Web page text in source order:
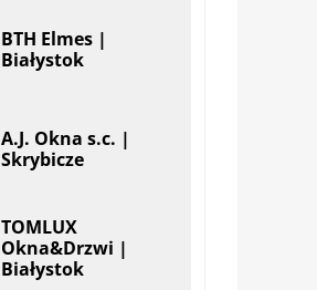
BTH Elmes |
Białystok
A.J. Okna s.c. |
Skrybicze
TOMLUX
Okna&Drzwi |
Białystok